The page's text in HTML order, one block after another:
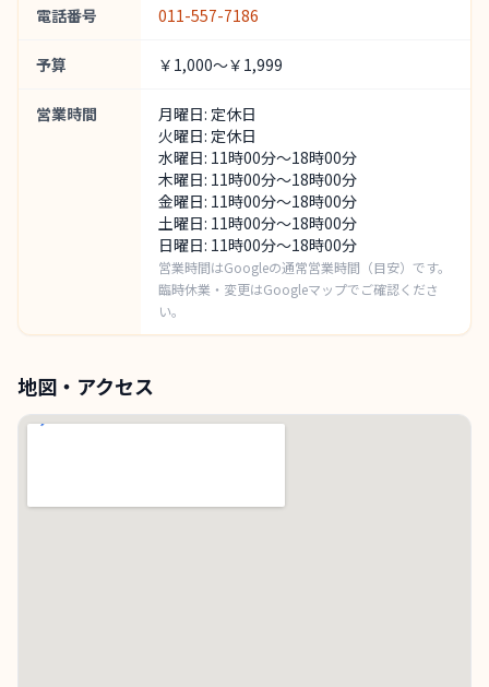
電話番号 011-557-7186
予算 ￥1,000～￥1,999
営業時間
月曜日: 定休日
火曜日: 定休日
水曜日: 11時00分～18時00分
木曜日: 11時00分～18時00分
金曜日: 11時00分～18時00分
土曜日: 11時00分～18時00分
日曜日: 11時00分～18時00分
営業時間はGoogleの通常営業時間（目安）です。
臨時休業・変更はGoogleマップでご確認くださ
い。
地図・アクセス